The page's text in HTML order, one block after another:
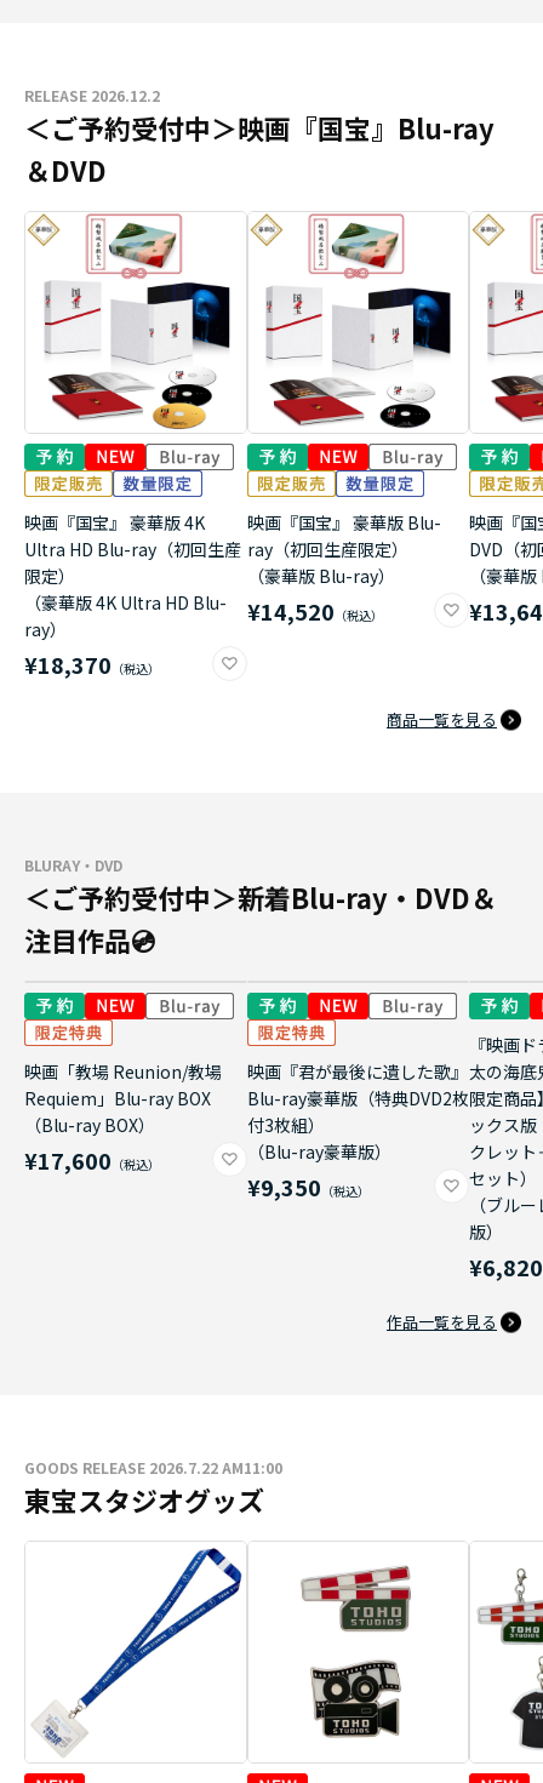
RELEASE 2026.12.2
＜ご予約受付中＞映画『国宝』Blu-ray
＆DVD
映画『国宝』 豪華版 4K
Ultra HD Blu-ray（初回生産
限定）
（豪華版 4K Ultra HD Blu-
ray）
¥18,370
映画『国宝』 豪華版 Blu-
ray（初回生産限定）
（豪華版 Blu-ray）
¥14,520
映画『国
DVD（
（豪華
商品一覧を見る
BLURAY・DVD
＜ご予約受付中＞新着Blu-ray・DVD＆
注目作品💿
映画「教場 Reunion/教場
Requiem」Blu-ray BOX
（Blu-ray BOX）
¥17,600
映画『君が最後に遺した歌』
Blu-ray豪華版（特典DVD2枚
付3枚組）
（Blu-ray豪華版）
¥9,350
『映画
太の海底
限定商品
ックス
クレッ
セット）
（ブル
版）
¥6,820
作品一覧を見る
GOODS RELEASE 2026.7.22 AM11:00
東宝スタジオグッズ